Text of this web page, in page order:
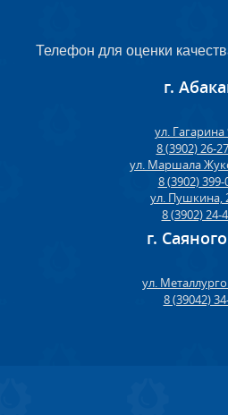
Телефон для оценки
г.
ул. Гагарина
8 (3902) 26-
ул. Маршала
8 (3902) 399-
ул. Пушкина,
8 (3902) 24-
г.
ул.
8 (39042)